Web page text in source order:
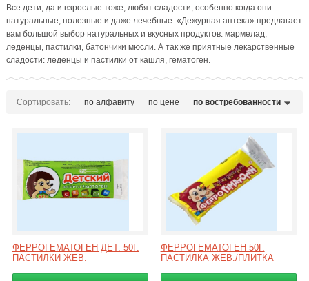
Все дети, да и взрослые тоже, любят сладости, особенно когда они
натуральные, полезные и даже лечебные. «Дежурная аптека» предлагает
вам большой выбор натуральных и вкусных продуктов: мармелад,
леденцы, пастилки, батончики мюсли. А так же приятные лекарственные
сладости: леденцы и пастилки от кашля, гематоген.
Сортировать: по алфавиту по цене по востребованности
ФЕРРОГЕМАТОГЕН ДЕТ. 50Г.
ПАСТИЛКИ ЖЕВ.
ФЕРРОГЕМАТОГЕН 50Г.
ПАСТИЛКА ЖЕВ./ПЛИТКА